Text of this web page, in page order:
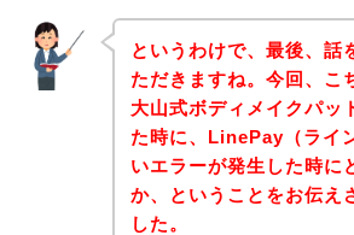
というわけで、最後、話
ただきますね。今回、こ
大山式ボディメイクパッ
た時に、LinePay（ライ
いエラーが発生した時に
か、ということをお伝え
した。